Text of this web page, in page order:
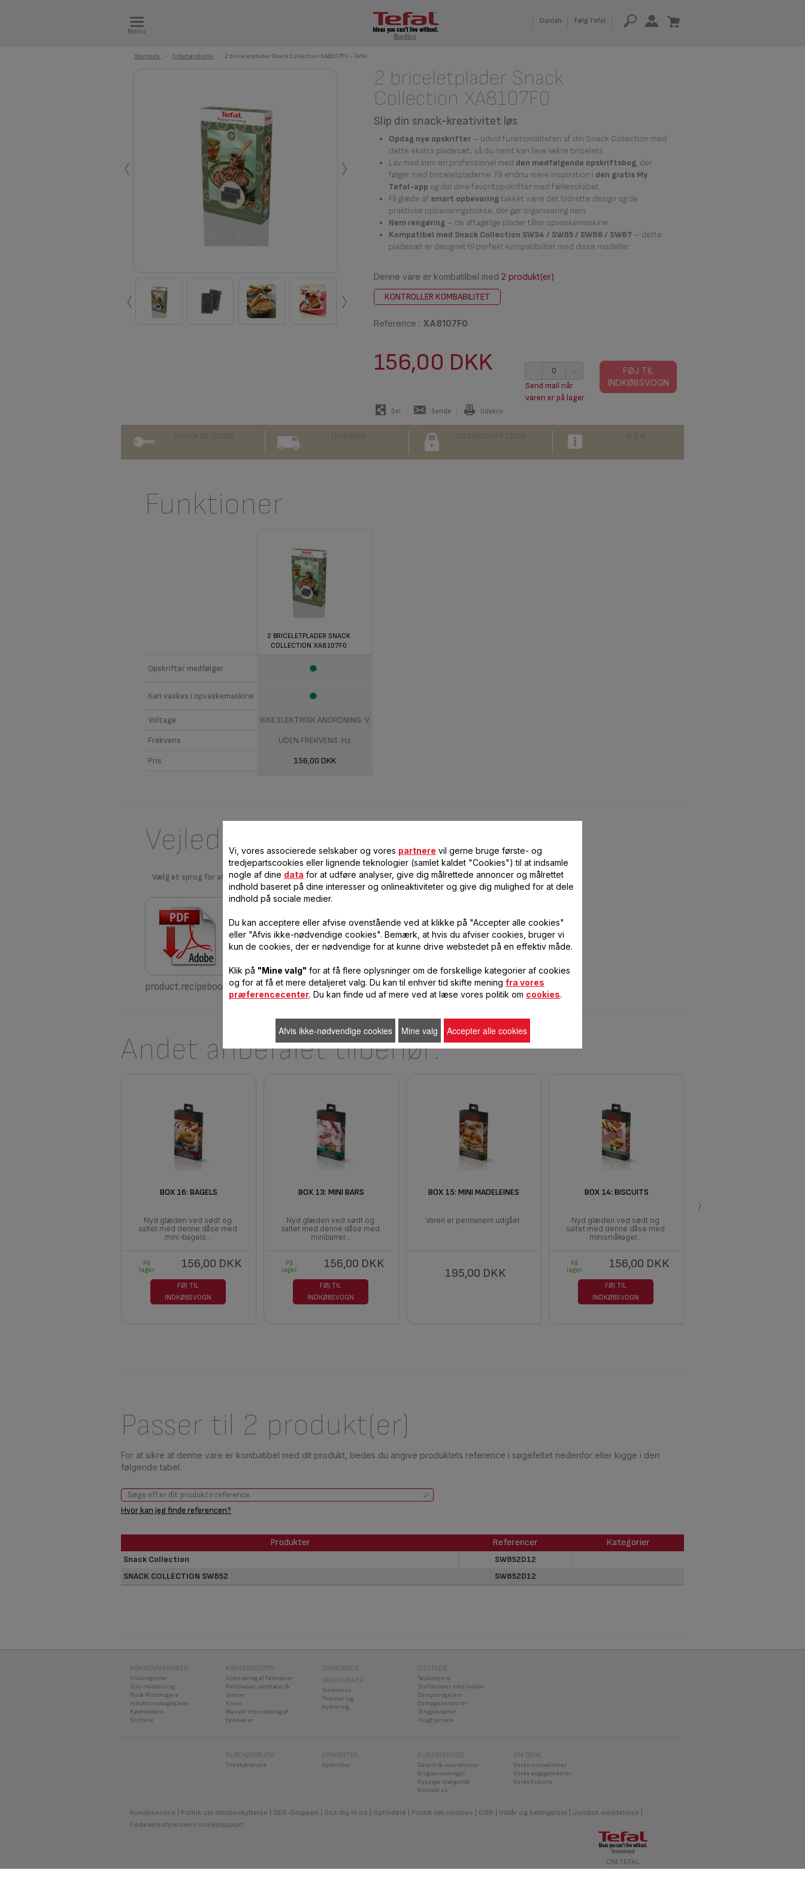
Menu
Danish Følg Tefal
Startside Tilbehørsbutik 2 briceletplader Snack Collection XA8107F0 - Tefal
‹ ›
‹ ›
2 briceletplader Snack
Collection XA8107F0
Slip din snack-kreativitet løs
Opdag nye opskrifter– udvid funktionaliteten af din Snack Collection med
dette ekstra pladesæt, så du nemt kan lave lækre bricelets
Lav mad som en professionel med den medfølgende opskriftsbog, der
følger med briceletpladerne. Få endnu mere inspiration i den gratis My
Tefal-app og del dine favoritopskrifter med fællesskabet
Få glæde af smart opbevaring takket være det lodrette design og de
praktiske opbevaringsbokse, der gør organisering nem
Nem rengøring – de aftagelige plader tåler opvaskemaskine
Kompatibel med Snack Collection SW34 / SW85 / SW86 / SW87– dette
pladesæt er designet til perfekt kompatibilitet med disse modeller
Denne vare er kombatilbel med 2 produkt(er)
KONTROLLER KOMBABILITET
Reference : XA8107F0
156,00 DKK - +
Send mail når
varen er på lager
FØJ TIL
INDKØBSVOGN
Del Sende Udskriv
Funktioner
2 BRICELETPLADER SNACK
COLLECTION XA8107F0
Opskrifter medfølger
Kan vaskes i opvaskemaskine
Voltage
IKKE ELEKTRISK ANORDNING V
Frekvens
UDEN FREKVENS Hz
Pris
156,00 DKK
Vejledninger og garanti
Vælg et sprog for at vise instruktioner og brugervejledninger:
product.recipebook.name.default
Andet anbefalet tilbehør:
BOX 16: BAGELS
Nyd glæden ved sødt og
saltet med denne dåse med
mini-bagels...
156,00 DKK
På
lager
FØJ TIL
INDKØBSVOGN
BOX 13: MINI BARS
Nyd glæden ved sødt og
saltet med denne dåse med
minibarrer...
156,00 DKK
På
lager
FØJ TIL
INDKØBSVOGN
BOX 15: MINI MADELEINES
Varen er permanent udgået
195,00 DKK
BOX 14: BISCUITS
Nyd glæden ved sødt og
saltet med denne dåse med
minismåkager...
156,00 DKK
På
lager
FØJ TIL
INDKØBSVOGN
›
Passer til 2 produkt(er)
For at sikre at denne vare er kombatibel med dit produkt, bedes du angive produktets reference i søgefeltet nedenfor eller kigge i den
følgende tabel.
Hvor kan jeg finde referencen?
Produkter Referencer
Kategorier
Referencer
Snack Collection
SW852D12
SNACK COLLECTION SW852
SW852D12
KØKKENAPPARATER
Frituregryder
Sjov madlavning
Ris & Multikogere
Induktionskogeplade
Kødhakkere
Snittere
KØKKENUDSTYR
Opbevaring af fødevarer
Redskaber, værktøjer &
dimser
Knive
Manuel tilberedning af
fødevarer
TERMOSER &
VANDFLASKER
Termokrus
Thermal Jug
Hydrering
STOFPLEJE
Tøjdampere
Stofdamper med holder
Dampstrygejern
Dampgeneratorer
Strygebrætter
Fnugfjernere
TILBEHØRSBUTIK
Tilbehørsbutik
OPSKRIFTER
Opskrifter
KUNDESERVICE
Garanti & reparationer
Brugsanvisninger
Hyppige spørgsmål
Kontakt os
OM TEFAL
Vores innovationer
Vores engagementer
Vores historie
Kundeservice Politik om databeskyttelse SEB-Gruppen Slut dig til os Opfindere Politik om cookies GSB Vilkår og betingelser
Juridisk meddelelse
Fødevarestyrelsens smileyrapport
OM TEFAL
Vi, vores associerede selskaber og vores partnere vil gerne bruge første- og
tredjepartscookies eller lignende teknologier (samlet kaldet "Cookies") til at indsamle
nogle af dine data for at udføre analyser, give dig målrettede annoncer og målrettet
indhold baseret på dine interesser og onlineaktiviteter og give dig mulighed for at dele
indhold på sociale medier.
Du kan acceptere eller afvise ovenstående ved at klikke på "Accepter alle cookies"
eller "Afvis ikke-nødvendige cookies". Bemærk, at hvis du afviser cookies, bruger vi
kun de cookies, der er nødvendige for at kunne drive webstedet på en effektiv måde.
Klik på "Mine valg" for at få flere oplysninger om de forskellige kategorier af cookies
og for at få et mere detaljeret valg. Du kan til enhver tid skifte mening fra vores
præferencecenter. Du kan finde ud af mere ved at læse vores politik om cookies.
Afvis ikke-nødvendige cookies Mine valg Accepter alle cookies